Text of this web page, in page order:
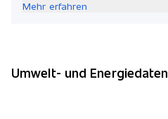
Mehr erfahren
Umwelt- und Energiedaten